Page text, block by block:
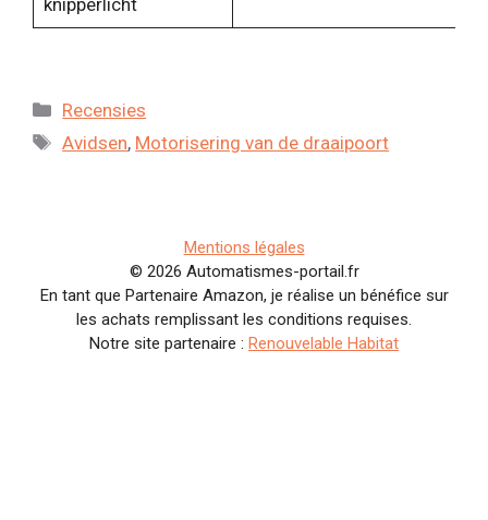
knipperlicht
Categorieën
Recensies
Tags
Avidsen, Motorisering van de draaipoort
Mentions légales
© 2026 Automatismes-portail.fr
En tant que Partenaire Amazon, je réalise un bénéfice sur
les achats remplissant les conditions requises.
Notre site partenaire : Renouvelable Habitat